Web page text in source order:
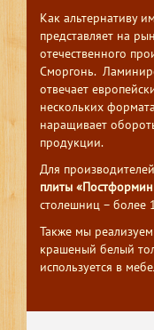
Как альтернативу
представляет на
отечественного
Сморгонь.
отвечает
нескольких
наращивает
продукции.
Для
плиты
столешниц – более
Также мы
крашеный белый
используется в